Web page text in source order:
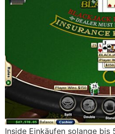
Inside Einkäufen solange bis